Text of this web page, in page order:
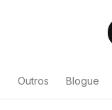
Outros Blogue